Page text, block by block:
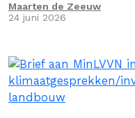
Maarten de Zeeuw
24 juni 2026